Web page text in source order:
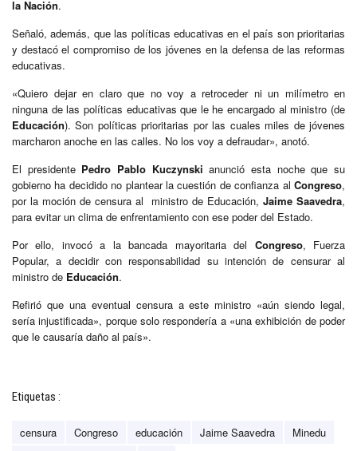
la Nación.
Señaló, además, que las políticas educativas en el país son prioritarias
y destacó el compromiso de los jóvenes en la defensa de las reformas
educativas.
«Quiero dejar en claro que no voy a retroceder ni un milímetro en
ninguna de las políticas educativas que le he encargado al ministro (de
Educación). Son políticas prioritarias por las cuales miles de jóvenes
marcharon anoche en las calles. No los voy a defraudar», anotó.
El presidente Pedro Pablo Kuczynski anunció esta noche que su
gobierno ha decidido no plantear la cuestión de confianza al Congreso,
por la moción de censura al ministro de Educación, Jaime Saavedra,
para evitar un clima de enfrentamiento con ese poder del Estado.
Por ello, invocó a la bancada mayoritaria del Congreso, Fuerza
Popular, a decidir con responsabilidad su intención de censurar al
ministro de Educación.
Refirió que una eventual censura a este ministro «aún siendo legal,
sería injustificada», porque solo respondería a «una exhibición de poder
que le causaría daño al país».
Etiquetas :
censura Congreso educación Jaime Saavedra
Minedu